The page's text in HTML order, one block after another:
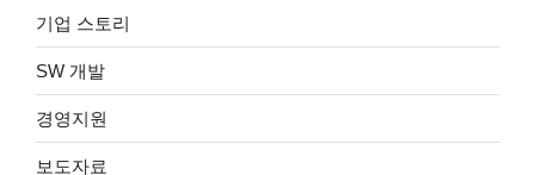
기업 스토리
SW 개발
경영지원
보도자료